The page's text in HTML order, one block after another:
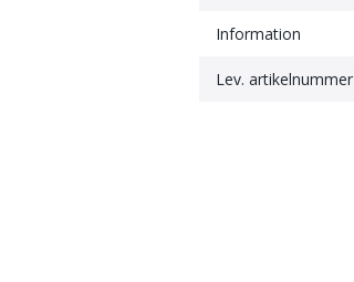
Information
Lev. artikelnummer